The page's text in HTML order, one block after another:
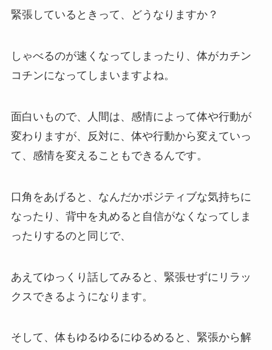
緊張しているときって、どうなりますか？
しゃべるのが速くなってしまったり、体がカチン
コチンになってしまいますよね。
面白いもので、人間は、感情によって体や行動が
変わりますが、反対に、体や行動から変えていっ
て、感情を変えることもできるんです。
口角をあげると、なんだかポジティブな気持ちに
なったり、背中を丸めると自信がなくなってしま
ったりするのと同じで、
あえてゆっくり話してみると、緊張せずにリラッ
クスできるようになります。
そして、体もゆるゆるにゆるめると、緊張から解